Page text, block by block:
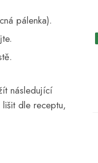
pálenka).
následující
dle receptu,